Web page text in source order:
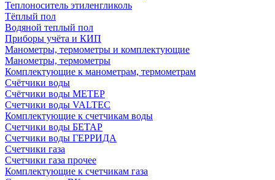
Теплоноситель этиленгликоль
Тёплый пол
Водяной теплый пол
Приборы учёта и КИП
Манометры, термометры и комплектующие
Манометры, термометры
Комплектующие к манометрам, термометрам
Счётчики воды
Счётчики воды МЕТЕР
Счетчики воды VALTEC
Комплектующие к счетчикам воды
Счетчики воды БЕТАР
Счетчики воды ГЕРРИДА
Счетчики газа
Счетчики газа прочее
Комплектующие к счетчикам газа